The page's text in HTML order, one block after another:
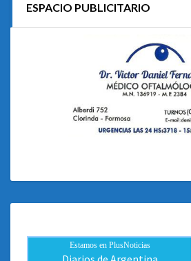
ESPACIO PUBLICITARIO
Estamos en PlusNoticias